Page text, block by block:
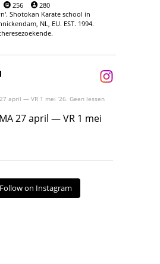
256
280
Shotokan Karate school in
NL, EU. EST. 1994.
april — VR 1 mei ‘26.
27 april — VR 1 mei
Follow on Instagram